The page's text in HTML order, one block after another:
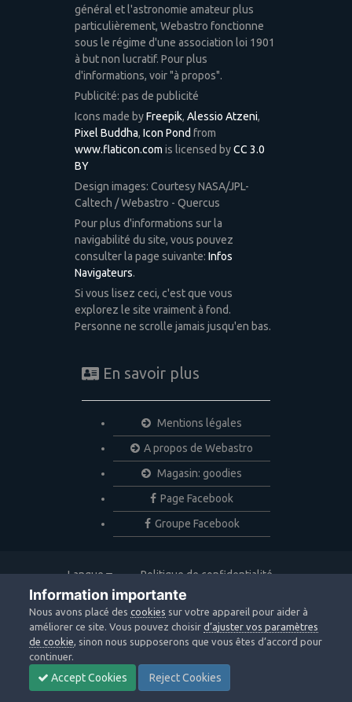
général et l'astronomie amateur plus
particulièrement, Webastro fonctionne
sous le régime d'une association loi 1901
à but non lucratif. Pour plus
d'informations, voir "à propos".
Publicité: pas de publicité
Icons made byFreepik, Alessio Atzeni,
Pixel Buddha, Icon Pond from
www.flaticon.com is licensed byCC 3.0
BY
Design images: Courtesy NASA/JPL-
Caltech / Webastro - Quercus
Pour plus d'informations sur la
navigabilité du site, vous pouvez
consulter la page suivante: Infos
Navigateurs.
Si vous lisez ceci, c'est que vous
explorez le site vraiment à fond.
Personne ne scrolle jamais jusqu'en bas.
En savoir plus
Mentions légales
A propos de Webastro
Magasin: goodies
Page Facebook
Groupe Facebook
Langue
Politique de confidentialité
Nous contacter
Copyright © 2020 Webastro
Powered by Invision Community
Information importante
Nous avons placé descookies sur votre appareil pour aider à
améliorer ce site. Vous pouvez choisird’ajuster vos paramètres
de cookie, sinon nous supposerons que vous êtes d’accord pour
continuer.
Accept Cookies Reject Cookies